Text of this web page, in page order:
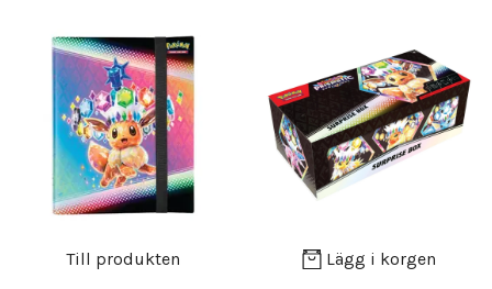
Till produkten Lägg i korgen